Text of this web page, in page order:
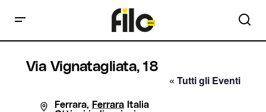
Via Vignatagliata, 18
« Tutti gli Eventi
Indirizzo
Ferrara, Ferrara Italia